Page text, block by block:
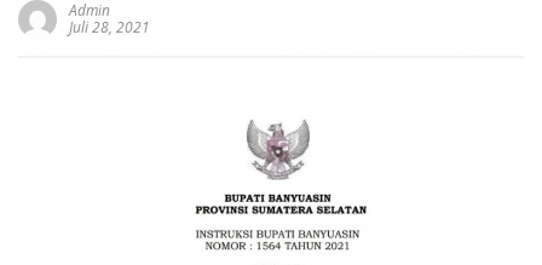
Admin
Juli 28, 2021